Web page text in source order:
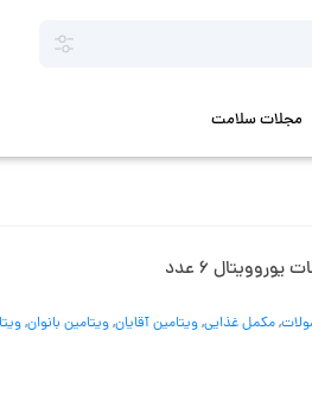
مجلات سلامت
6 عدد
,مکمل غذایی,ویتامین آقایان,ویتامین بانوان,